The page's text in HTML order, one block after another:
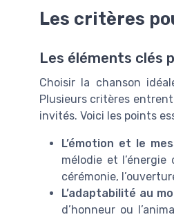
Les critères
Les éléments clés
Choisir la chanson
Plusieurs critères
invités. Voici les points
L’émotion et le
mélodie et
cérémonie,
L’adaptabilité au
d’honneur ou